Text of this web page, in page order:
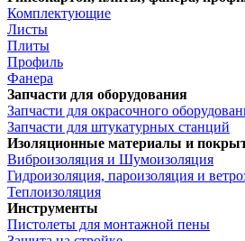
Комплектующие
Листы
Плиты
Профиль
Фанера
Запчасти для оборудования
Запчасти для окрасочного
Запчасти для штукатурных станций
Изоляционные материалы и
Виброизоляция и Шумоизоляция
Гидроизоляция, пароизоляция и
Теплоизоляция
Инструменты
Пистолеты для монтажной пены